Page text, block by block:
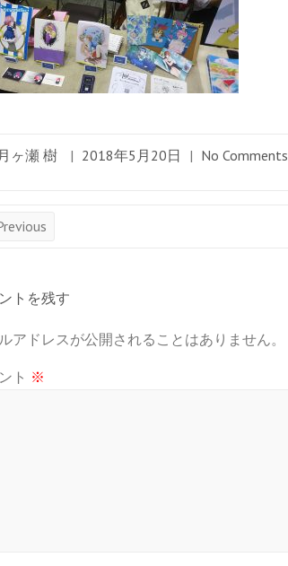
月ヶ瀬 樹 | 2018年5月20日 | No Comments
トを残す
アドレスが公開されることはありません。
ト ※